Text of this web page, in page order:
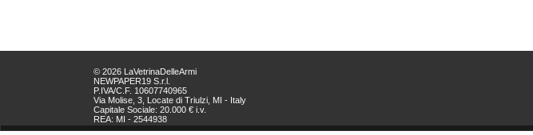
© 2026 LaVetrinaDelleArmi
NEWPAPER19 S.r.l.
P.IVA/C.F. 10607740965
Via Molise, 3, Locate di Triulzi, MI - Italy
Capitale Sociale: 20.000 € i.v.
REA: MI - 2544938